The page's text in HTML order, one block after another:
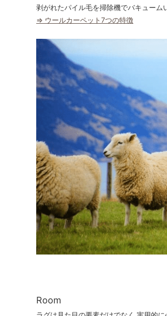
剥がれたパイル毛を掃除機でバキューム
⇒ ウールカーペット7つの特徴
Room